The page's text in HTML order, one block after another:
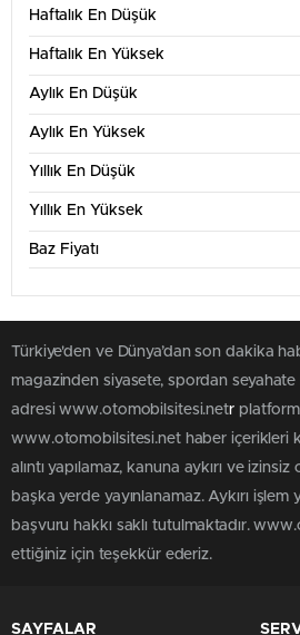
Haftalık En Düşük
Haftalık En Yüksek
Aylık En Düşük
Aylık En Yüksek
Yıllık En Düşük
Yıllık En Yüksek
Baz Fiyatı
Türkiye'den ve Dünya’dan son dakika
magazinden siyasete, spordan seyahate
adresi www.otomobilsitesi.netr
www.otomobilsitesi.net haber içerikleri
alıntı yapılamaz, kanuna aykırı ve
başka yerde yayınlanamaz. Aykırı
başvuru hakkı saklı tutulmaktadır.
ettiğiniz için teşekkür ederiz.
SAYFALAR